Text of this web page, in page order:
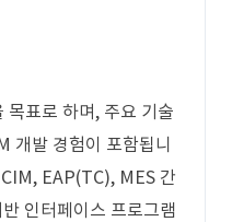
표로 하며, 주요 기술
개발 경험이 포함됩니
EAP(TC), MES 간
인터페이스 프로그램